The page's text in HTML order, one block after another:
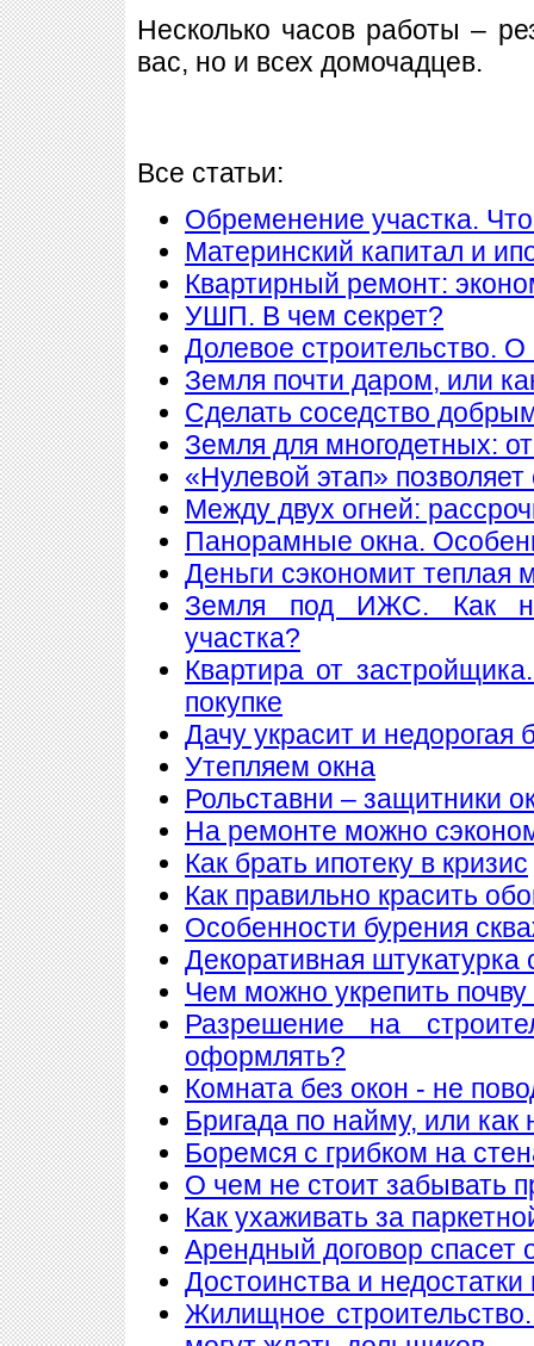
Несколько часов работы –
вас, но и всех домочадцев.
Все статьи:
Обременение участка.
Материнский капитал и
Квартирный ремонт:
УШП. В чем секрет?
Долевое строительство.
Земля почти даром, или
Сделать соседство
Земля для многодетных:
«Нулевой этап»
Между двух огней:
Панорамные окна.
Деньги сэкономит теплая
Земля под ИЖС. Как
участка?
Квартира от
покупке
Дачу украсит и недорогая
Утепляем окна
Рольставни – защитники
На ремонте можно
Как брать ипотеку в кризис
Как правильно красить
Особенности бурения
Декоративная штукатурка
Чем можно укрепить почву
Разрешение на
оформлять?
Комната без окон - не
Бригада по найму, или как
Боремся с грибком на
О чем не стоит забывать
Как ухаживать за
Арендный договор спасет
Достоинства и
Жилищное